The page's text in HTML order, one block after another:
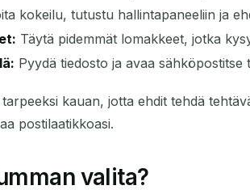
kokeilu, tutustu hallintapaneeliin ja
Täytä pidemmät lomakkeet, jotka
Pyydä tiedosto ja avaa
kauan, jotta ehdit tehdä
postilaatikkoasi.
valita?